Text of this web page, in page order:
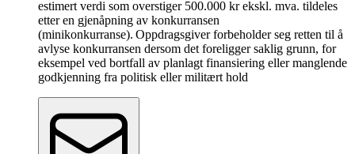
estimert verdi som overstiger 500.000 kr ekskl. mva. tildeles
etter en gjenåpning av konkurransen
(minikonkurranse). Oppdragsgiver forbeholder seg retten til å
avlyse konkurransen dersom det foreligger saklig grunn, for
eksempel ved bortfall av planlagt finansiering eller manglende
godkjenning fra politisk eller militært hold